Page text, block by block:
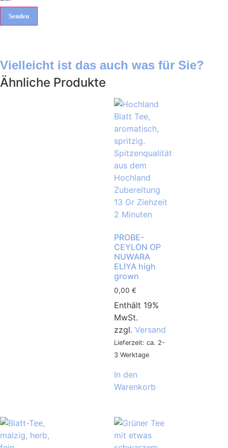
Vielleicht ist das auch was für Sie?
Ähnliche Produkte
PROBE-
CEYLON OP
NUWARA
ELIYA high
grown
0,00 €
Enthält 19%
MwSt.
zzgl. Versand
Lieferzeit: ca. 2-
3 Werktage
In den
Warenkorb